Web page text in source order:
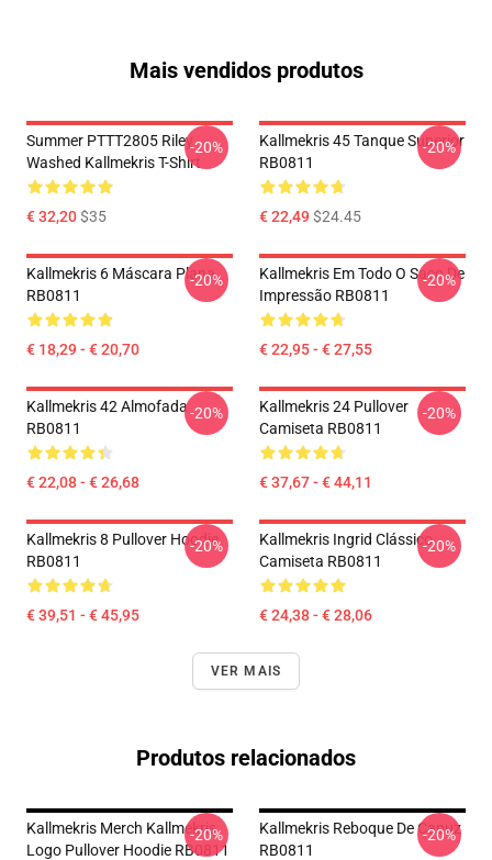
Mais vendidos produtos
Summer PTTT2805 Riley
Washed Kallmekris T-Shirt
€ 32,20$35
-20%
Kallmekris 45 Tanque Superior
RB0811
€ 22,49$24.45
-20%
Kallmekris 6 Máscara Plana
RB0811
€ 18,29 - € 20,70
-20%
Kallmekris Em Todo O Saco De
Impressão RB0811
€ 22,95 - € 27,55
-20%
Kallmekris 42 Almofada
RB0811
€ 22,08 - € 26,68
-20%
Kallmekris 24 Pullover
Camiseta RB0811
€ 37,67 - € 44,11
-20%
Kallmekris 8 Pullover Hoodie
RB0811
€ 39,51 - € 45,95
-20%
Kallmekris Ingrid Clássico
Camiseta RB0811
€ 24,38 - € 28,06
-20%
VER MAIS
Produtos relacionados
Kallmekris Merch Kallmekris
Logo Pullover Hoodie RB0811
-20%
Kallmekris Reboque De Capuz
RB0811
-20%